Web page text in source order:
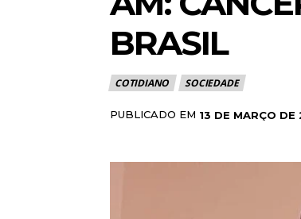
BRASIL
COTIDIANO SOCIEDADE
PUBLICADO EM 13 DE MARÇO DE